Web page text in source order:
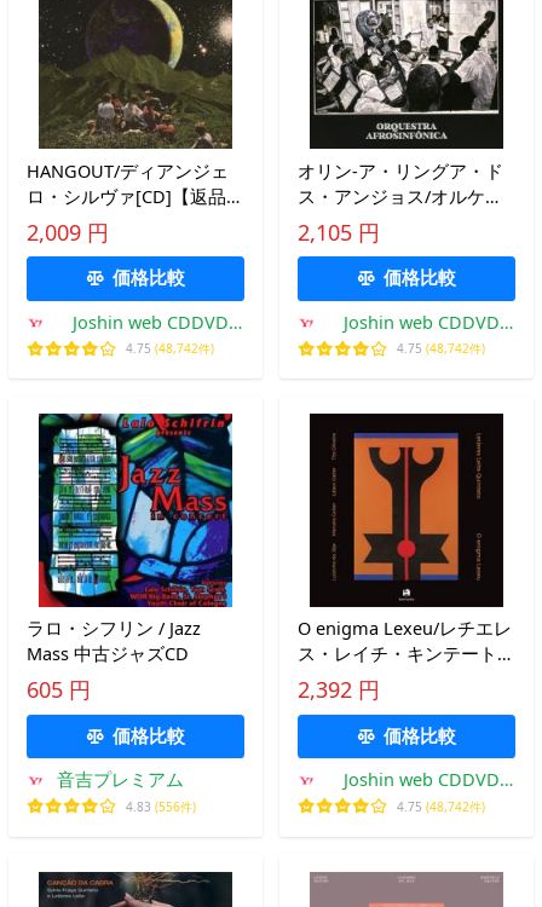
HANGOUT/ディアンジェ
ロ・シルヴァ[CD]【返品種
別A】
2,009 円
価格比較
Joshin web CDDVD
Yahoo!店
4.75 (48,742件)
オリン-ア・リングア・ド
ス・アンジョス/オルケス
トラ・アフロシンフォニカ
[CD]【返品種別A】
2,105 円
価格比較
Joshin web CDDVD
Yahoo!店
4.75 (48,742件)
ラロ・シフリン / Jazz
Mass 中古ジャズCD
605 円
価格比較
音吉プレミアム
4.83 (556件)
O enigma Lexeu/レチエレ
ス・レイチ・キンテート
[CD]【返品種別A】
2,392 円
価格比較
Joshin web CDDVD
Yahoo!店
4.75 (48,742件)